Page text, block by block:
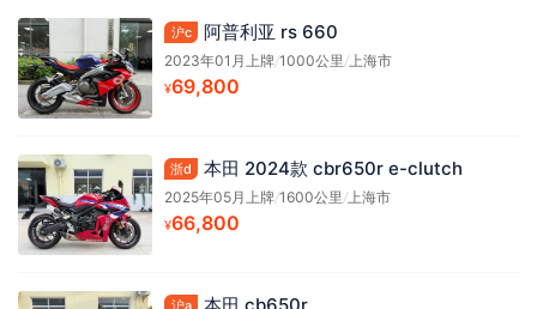
沪c 阿普利亚 rs 660
2023年01月上牌/1000公里 /上海市
¥69,800
浙d 本田 2024款 cbr650r e-clutch
2025年05月上牌/1600公里 /上海市
¥66,800
沪a 本田 cb650r